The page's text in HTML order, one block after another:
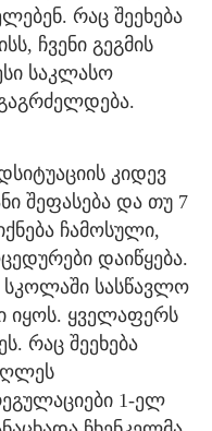
რაც შეეხება
ჩვენი გეგმის
საკლასო
კიდევ
შეფასება და თუ 7
ჩამოსული,
დაიწყება.
სასწავლო
იყოს. ყველაფერს
რაც შეეხება
1-ელ